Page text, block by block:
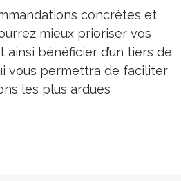
concrètes et
mieux prioriser vos
bénéficier d’un tiers de
vous permettra de faciliter
les plus ardues